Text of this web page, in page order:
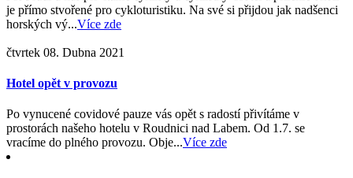
je přímo stvořené pro cykloturistiku. Na své si přijdou jak nadšenci
horských vý...Více zde
čtvrtek 08. Dubna 2021
Hotel opět v provozu
Po vynucené covidové pauze vás opět s radostí přivítáme v
prostorách našeho hotelu v Roudnici nad Labem. Od 1.7. se
vracíme do plného provozu. Obje...Více zde